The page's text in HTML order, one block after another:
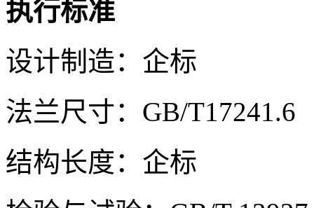
执行标准
设计制造：企标
法兰尺寸：GB/T17241.6
结构长度：企标